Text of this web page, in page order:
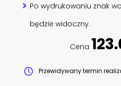
Po wydrukowaniu znak
będzie widoczny.
Cena
Przewidywany termin